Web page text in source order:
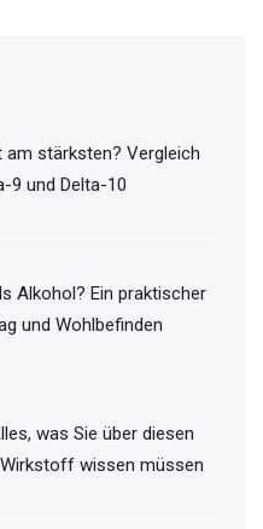
am stärksten? Vergleich
9 und Delta-10
Alkohol? Ein praktischer
und Wohlbefinden
was Sie über diesen
wissen müssen